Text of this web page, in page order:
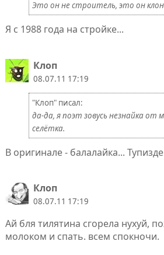
Это он не строитель, это он
Я с 1988 года на стройке...
Клоп
08.07.11 17:19
"Клoп" писал:
да-да, я поэт зовусь незнайка от
селётка.
В оригинале - балалайка...
Клoп
08.07.11 17:19
Ай бля тилятина сгорела нухуй,
молоком и спать. всем спокночи.